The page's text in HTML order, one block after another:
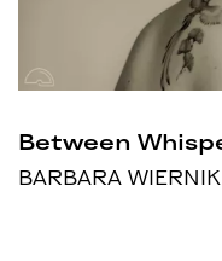
Between
BARBARA WIERNIK